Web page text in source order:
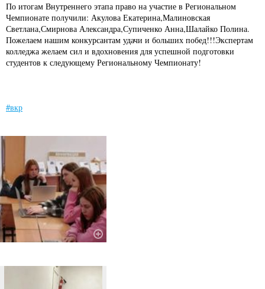
По итогам Внутреннего этапа право на участие в Региональном
Чемпионате получили: Акулова Екатерина,Малиновская
Светлана,Смирнова Александра,Супиченко Анна,Шалайко Полина.
Пожелаем нашим конкурсантам удачи и больших побед!!!Экспертам
колледжа желаем сил и вдохновения для успешной подготовки
студентов к следующему Региональному Чемпионату!
#вкр